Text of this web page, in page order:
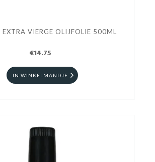
EXTRA VIERGE OLIJFOLIE 500ML
€14.75
IN WINKELMANDJE